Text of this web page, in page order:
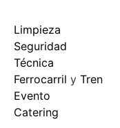
Limpieza
Seguridad
Técnica
Ferrocarril y Tren
Evento
Catering